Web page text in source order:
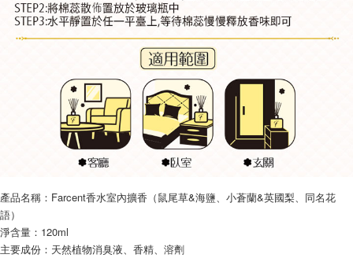
產品名稱：Farcent香水室內擴香（鼠尾草&海鹽、小蒼蘭&英國梨、同名花
語）
淨含量：120ml
主要成份：天然植物消臭液、香精、溶劑